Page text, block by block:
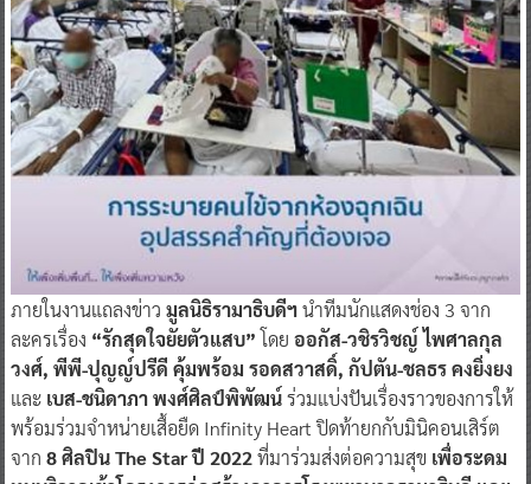
ภายในงานแถลงข่าว มูลนิธิรามาธิบดีฯนำทีมนักแสดงช่อง 3 จาก
ละครเรื่อง “รักสุดใจยัยตัวแสบ” โดย ออกัส-วชิรวิชญ์ ไพศาลกุล
วงศ์, พีพี-ปุญญ์ปรีดี คุ้มพร้อม รอดสวาสดิ์, กัปตัน-ชลธร คงยิ่งยง
และ เบส-ชนิดาภา พงศ์ศิลป์พิพัฒน์ร่วมแบ่งปันเรื่องราวของการให้
พร้อมร่วมจำหน่ายเสื้อยืด Infinity Heart ปิดท้ายกกับมินิคอนเสิร์ต
จาก 8 ศิลปิน The Star ปี 2022ที่มาร่วมส่งต่อความสุข เพื่อระดม